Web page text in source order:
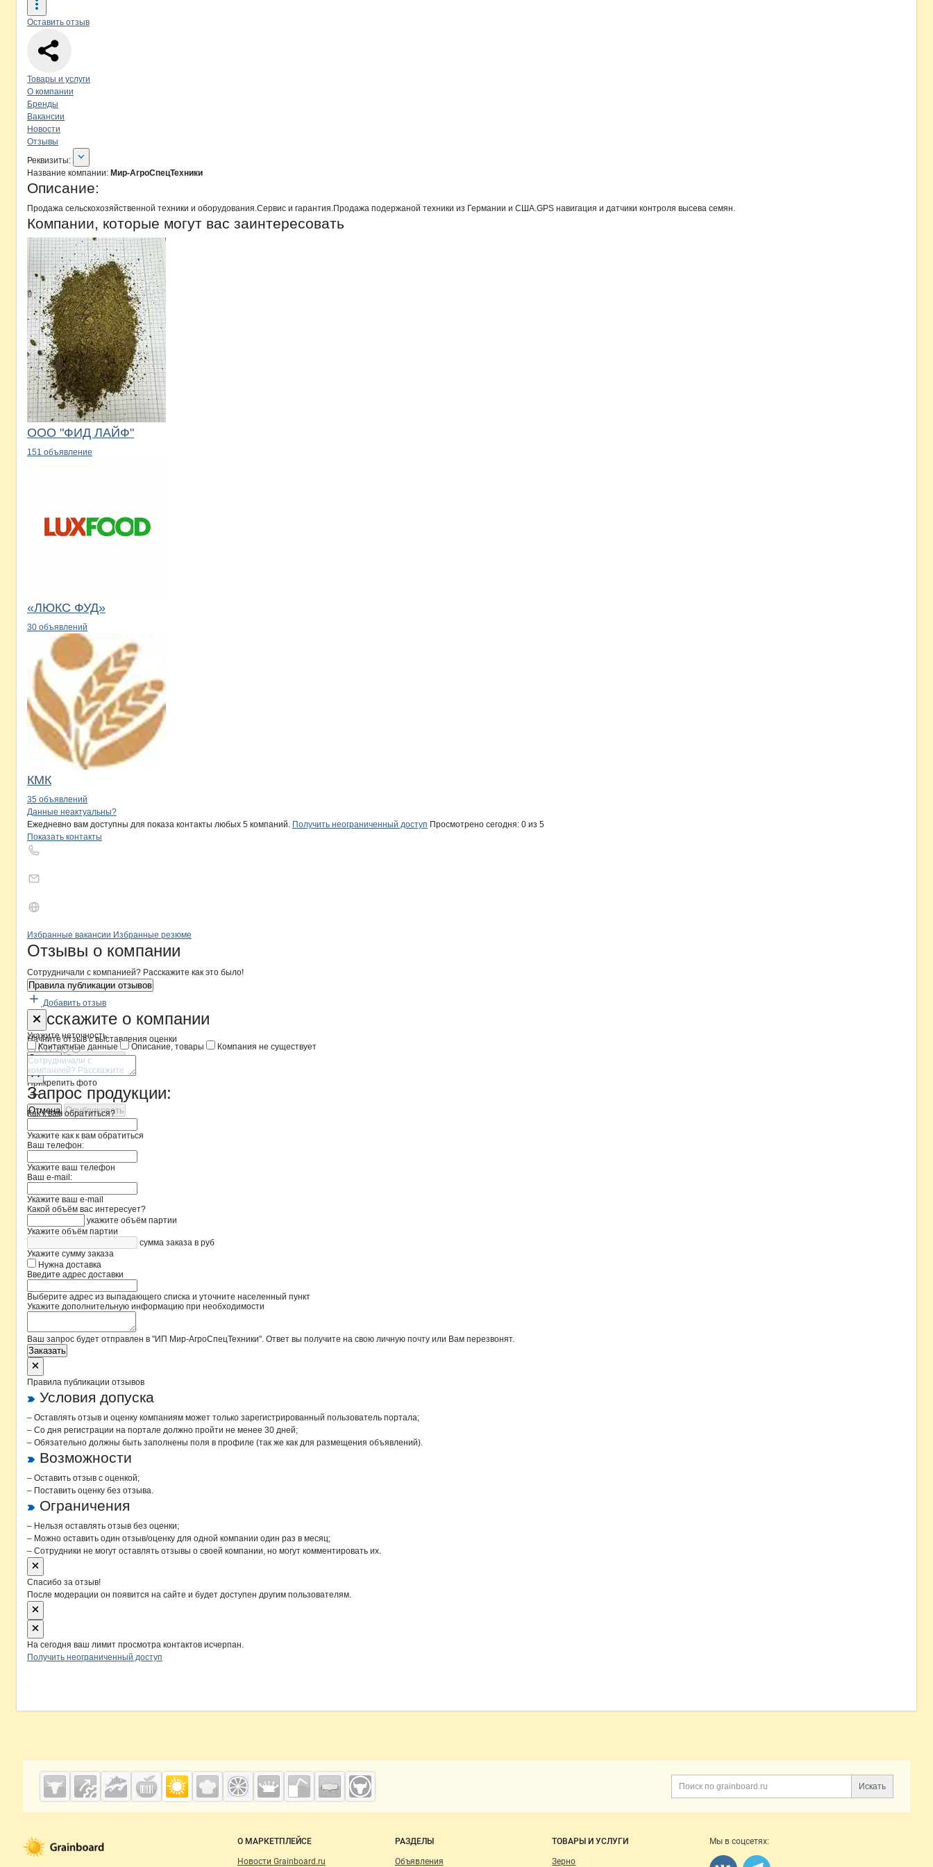
Оставить отзыв
Навигация по странице
Товары и услуги
О компании
Бренды
Вакансии
Новости
Отзывы
О компании
Реквизиты
Реквизиты:
Название компании: Мир-АгроСпецТехники
Описание:
Продажа сельскохозяйственной техники и оборудования.Сервис и гарантия.Продажа подержаной техники из Германии и США.GPS навигация и датчики контроля высева семян.
Компании, которые могут вас заинтересовать
ООО "ФИД ЛАЙФ"
151 объявление
«ЛЮКС ФУД»
30 объявлений
КМК
35 объявлений
Контактыкомпании
+7(800)000-00-..
Данные неактуальны?
Ежедневно вам доступны для показа контакты любых 5 компаний. Получить неограниченный доступ Просмотрено сегодня: 0 из 5
Показать контакты
Брендыкомпани Мир-АгроСпецТехники
Вакансии вМир-АгроСпецТехники
Избранные вакансии Избранные резюме
Новости oМир-АгроСпецТехники, ИП
Отзывы о компании
Сотрудничали с компанией? Расскажите как это было!
Правила публикации отзывов
Добавить отзыв
Расскажите о компании
Начните отзыв с выставления оценки
Прикрепить фото
Отмена Опубликовать
Форма обратной связи о неточностях на странице
Укажите неточность
Контактные данные
Описание, товары Компания не существует
Отмена Опубликовать
Запрос продукции:
Как к вам обратиться?
Укажите как к вам обратиться
Ваш телефон:
Укажите ваш телефон
Ваш e-mail:
Укажите ваш e-mail
Какой объём вас интересует?
укажите объём партии
Укажите объём партии
сумма заказа в руб
Укажите сумму заказа
Нужна доставка
Введите адрес доставки
Выберите адрес из выпадающего списка и уточните населенный пункт
Укажите дополнительную информацию при необходимости
Ваш запрос будет отправлен в "ИП Мир-АгроСпецТехники". Ответ вы получите на свою личную почту или Вам перезвонят.
Заказать
Правила публикации отзывов
Условия допуска
– Оставлять отзыв и оценку компаниям может только зарегистрированный пользователь портала;
– Со дня регистрации на портале должно пройти не менее 30 дней;
– Обязательно должны быть заполнены поля в профиле (так же как для размещения объявлений).
Возможности
– Оставить отзыв с оценкой;
– Поставить оценку без отзыва.
Ограничения
– Нельзя оставлять отзыв без оценки;
– Можно оставить один отзыв/оценку для одной компании один раз в месяц;
– Сотрудники не могут оставлять отзывы о своей компании, но могут комментировать их.
Спасибо за отзыв!
После модерации он появится на сайте и будет доступен другим пользователям.
На сегодня ваш лимит просмотра контактов исчерпан.
Получить неограниченный доступ
Дополнительная информация
Искать
Cсылки на полезные проекты
Grainboard.ru
Важные разделы и контакты Навигация по сайту
О МАРКЕТПЛЕЙСЕ
Новости Grainboard.ru
РАЗДЕЛЫ
Объявления
ТОВАРЫ И УСЛУГИ
Зерно
Мы в соцсетях: